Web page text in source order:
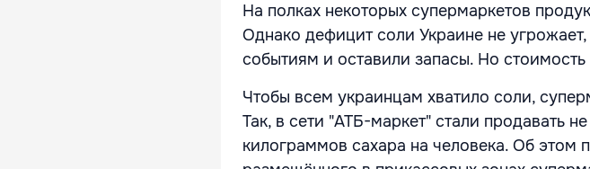
На полках некоторых супермаркетов
Однако дефицит соли Украине не
событиям и оставили запасы. Но
Чтобы всем украинцам хватило соли,
Так, в сети "АТБ-маркет" стали продавать
килограммов сахара на человека. Об этом